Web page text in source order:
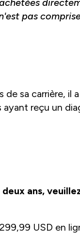
pas
sa carrière, il
reçu un
ans,
USD en